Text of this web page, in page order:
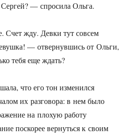
— спросила Ольга.
жду. Девки тут совсем
— отвернувшись от Ольги,
тебя еще ждать?
что его тон изменился
их разговора: в нем было
на плохую работу
поскорее вернуться к своим